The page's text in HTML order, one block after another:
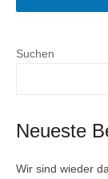
Suchen
Neueste
Wir sind wieder da